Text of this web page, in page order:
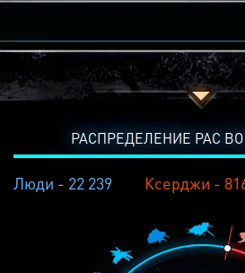
РАСПРЕДЕЛЕНИЕ РАС
Люди - 22 239 Ксерджи -